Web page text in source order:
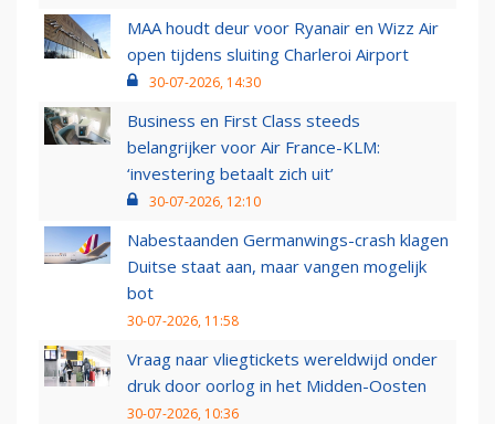
MAA houdt deur voor Ryanair en Wizz Air
open tijdens sluiting Charleroi Airport
30-07-2026, 14:30
Business en First Class steeds
belangrijker voor Air France-KLM:
‘investering betaalt zich uit’
30-07-2026, 12:10
Nabestaanden Germanwings-crash klagen
Duitse staat aan, maar vangen mogelijk
bot
30-07-2026, 11:58
Vraag naar vliegtickets wereldwijd onder
druk door oorlog in het Midden-Oosten
30-07-2026, 10:36